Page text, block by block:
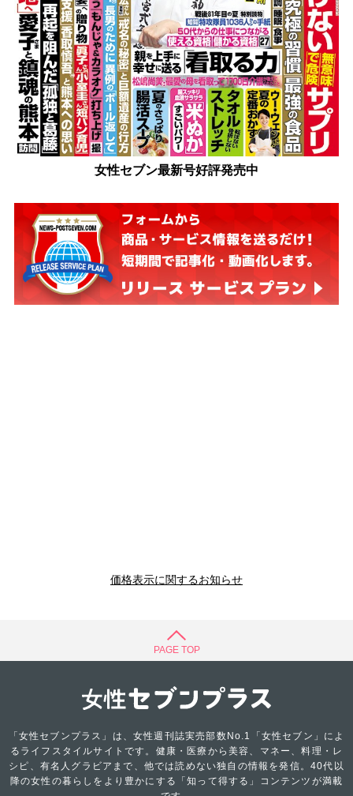
女性セブン最新号好評発売中
価格表示に関するお知らせ
PAGE TOP
「女性セブンプラス」は、女性週刊誌実売部数No.1「女性セブン」によ
るライフスタイルサイトです。健康・医療から美容、マネー、料理・レ
シピ、有名人グラビアまで、他では読めない独自の情報を発信。40代以
降の女性の暮らしをより豊かにする「知って得する」コンテンツが満載